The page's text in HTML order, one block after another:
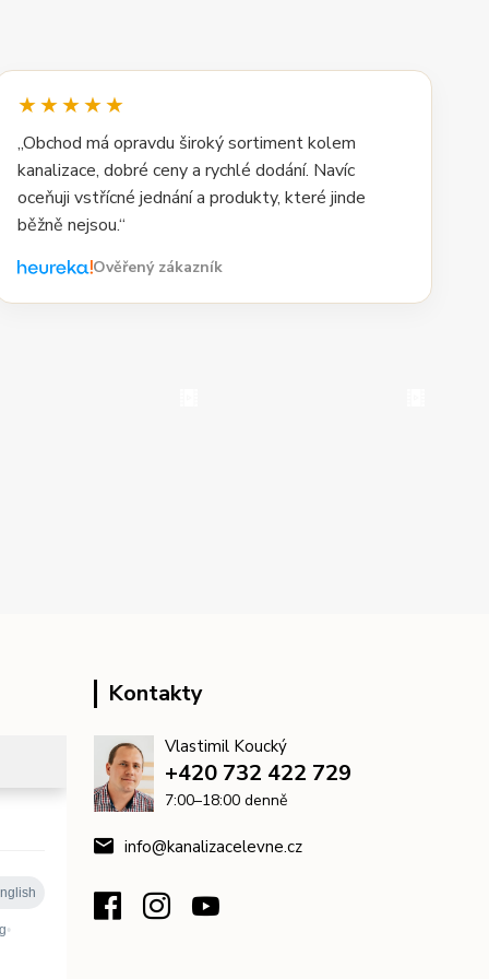
★★★★★
„Obchod má opravdu široký sortiment kolem
kanalizace, dobré ceny a rychlé dodání. Navíc
oceňuji vstřícné jednání a produkty, které jinde
běžně nejsou.“
Ověřený zákazník
Kontakty
Vlastimil Koucký
+420 732 422 729
7:00–18:00 denně
info@kanalizacelevne.cz